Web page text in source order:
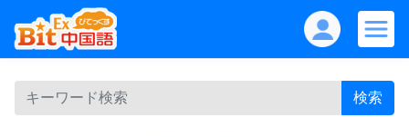
検索